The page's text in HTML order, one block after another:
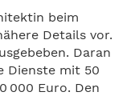
beim
Details vor.
Daran
Dienste mit 50
000 Euro. Den